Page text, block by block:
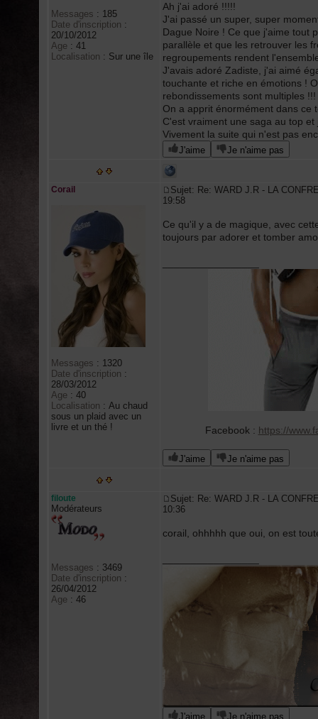
Messages : 185
Date d'inscription :
20/10/2012
Age : 41
Localisation : Sur une île
Ah j'ai adoré !!!!!
J'ai passé un super, super
Dague Noire ! Ce que j'aime tout
parallèle et que les retrouver les
regroupements rendent
J'avais adoré Zadiste, j'ai aimé
touchante et riche en émotions !
rebondissements sont multiples !!!
On a apprit énormément dans ce
C'est vraiment une saga au top
Vivement la suite qui n'est pas
J'aime Je n'aime pas
Corail
Messages : 1320
Date d'inscription :
28/03/2012
Age : 40
Localisation : Au chaud
sous un plaid avec un
livre et un thé !
Sujet: Re: WARD J.R - LA
19:58
Ce qu'il y a de magique, avec
toujours par adorer et tomber
Facebook : https://
J'aime Je n'aime pas
filoute
Modérateurs
Messages : 3469
Date d'inscription :
26/04/2012
Age : 46
Sujet: Re: WARD J.R - LA
10:36
corail, ohhhhh que oui, on est
J'aime Je n'aime pas